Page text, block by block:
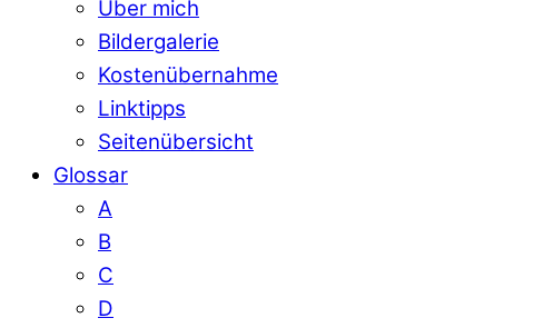
Über mich
Bildergalerie
Kostenübernahme
Linktipps
Seitenübersicht
Glossar
A
B
C
D